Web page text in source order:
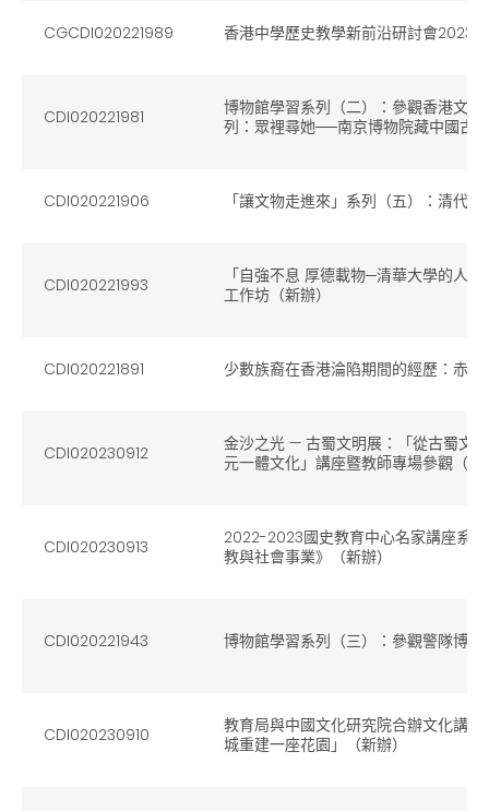
CGCDI020221989 香港中學歷史教學新前沿研討會2023
CDI020221981
博物館學習系列（二）：參觀香港文
列：眾裡尋她──南京博物院藏中國古
CDI020221906 「讓文物走進來」系列（五）：清代
CDI020221993
「自強不息 厚德載物─清華大學的人
工作坊（新辦）
CDI020221891 少數族裔在香港淪陷期間的經歷：赤
CDI020230912
金沙之光 — 古蜀文明展：「從古蜀文
元一體文化」講座暨教師專場參觀（新
CDI020230913
2022-2023國史教育中心名家講座系
教與社會事業》（新辦）
CDI020221943 博物館學習系列（三）：參觀警隊博物
CDI020230910
教育局與中國文化研究院合辦文化講
城重建一座花園」（新辦）